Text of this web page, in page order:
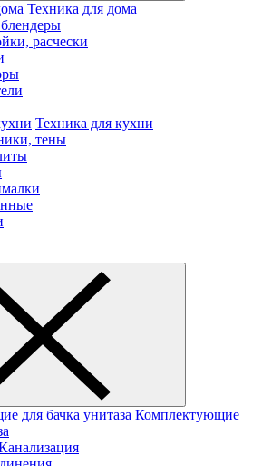
Техника для дома
расчески
Техника для кухни
тены
Комплектующие